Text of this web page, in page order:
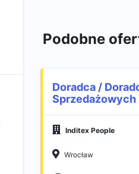
Podobne
Doradca /
Sprzedażowych
Inditex People
Wrocław